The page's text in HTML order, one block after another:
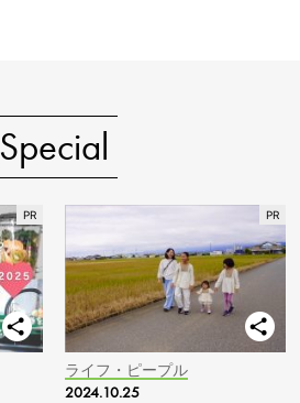
Special
ライフ・ピープル
2024.10.25